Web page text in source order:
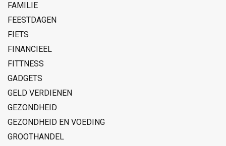
FAMILIE
FEESTDAGEN
FIETS
FINANCIEEL
FITTNESS
GADGETS
GELD VERDIENEN
GEZONDHEID
GEZONDHEID EN VOEDING
GROOTHANDEL